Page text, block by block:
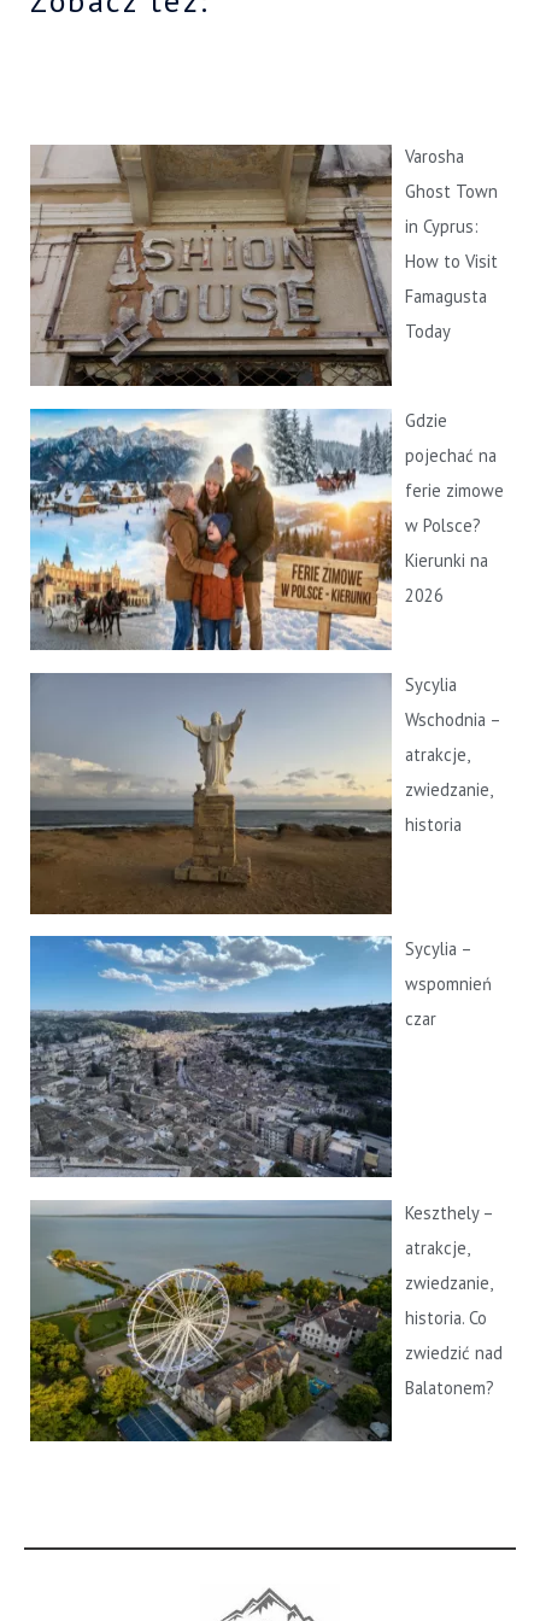
k
l
a
:
Varosha
Ghost Town
in Cyprus:
How to Visit
Famagusta
Today
Gdzie
pojechać na
ferie zimowe
w Polsce?
Kierunki na
2026
Sycylia
Wschodnia –
atrakcje,
zwiedzanie,
historia
Sycylia –
wspomnień
czar
Keszthely –
atrakcje,
zwiedzanie,
historia. Co
zwiedzić nad
Balatonem?